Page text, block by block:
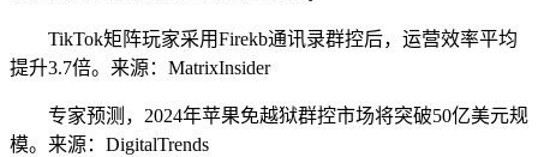
TikTok矩阵玩家采用Firekb通讯录群控后，运营效率平均
提升3.7倍。来源：MatrixInsider
专家预测，2024年苹果免越狱群控市场将突破50亿美元规
模。来源：DigitalTrends